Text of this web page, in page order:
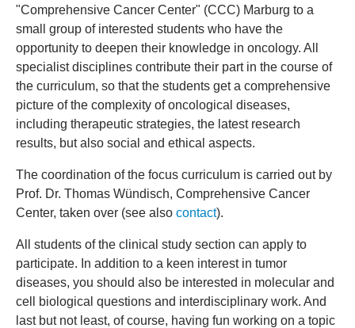
"Comprehensive Cancer Center" (CCC) Marburg to a
small group of interested students who have the
opportunity to deepen their knowledge in oncology. All
specialist disciplines contribute their part in the course of
the curriculum, so that the students get a comprehensive
picture of the complexity of oncological diseases,
including therapeutic strategies, the latest research
results, but also social and ethical aspects.
The coordination of the focus curriculum is carried out by
Prof. Dr. Thomas Wündisch, Comprehensive Cancer
Center, taken over (see also contact).
All students of the clinical study section can apply to
participate. In addition to a keen interest in tumor
diseases, you should also be interested in molecular and
cell biological questions and interdisciplinary work. And
last but not least, of course, having fun working on a topic